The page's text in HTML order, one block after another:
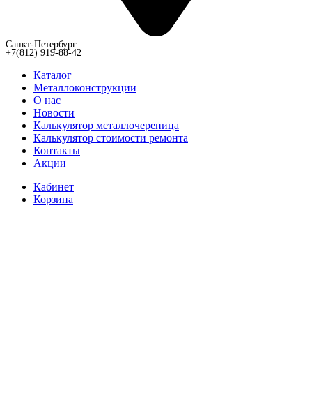
Санкт-Петербург
+7(812) 919-88-42
Каталог
Металлоконструкции
О нас
Новости
Калькулятор металлочерепица
Калькулятор стоимости ремонта
Контакты
Акции
Кабинет
Корзина